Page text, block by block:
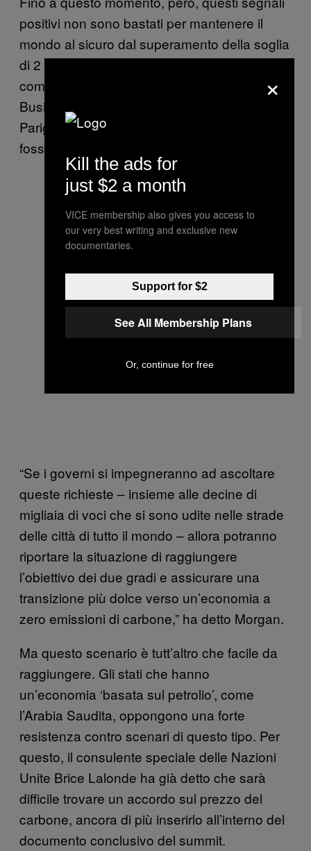
positivi non sono bastati per mantenere il
mondo al sicuro dal superamento della soglia
di 2 gradi. Perciò, una coalizione di grandi
compagnie e investitori chiamata We Mean
Business sta chiedendo ai negoziatori di
Parigi di eliminare i sussidi per i combustibili
fossili.
“Se i governi si impegneranno ad ascoltare
queste richieste – insieme alle decine di
migliaia di voci che si sono udite nelle strade
delle città di tutto il mondo – allora potranno
riportare la situazione di raggiungere
l’obiettivo dei due gradi e assicurare una
transizione più dolce verso un’economia a
zero emissioni di carbone,” ha detto Morgan.
Ma questo scenario è tutt’altro che facile da
raggiungere. Gli stati che hanno
un’economia ‘basata sul petrolio’, come
l’Arabia Saudita, oppongono una forte
resistenza contro scenari di questo tipo. Per
questo, il consulente speciale delle Nazioni
Unite Brice Lalonde ha già detto che sarà
difficile trovare un accordo sul prezzo del
carbone, ancora di più inserirlo all’interno del
documento conclusivo del summit.
×
Kill the ads for
just $2 a month
VICE membership also gives you access to
our very best writing and exclusive new
documentaries.
Support for $2
See All Membership Plans
Or, continue for free